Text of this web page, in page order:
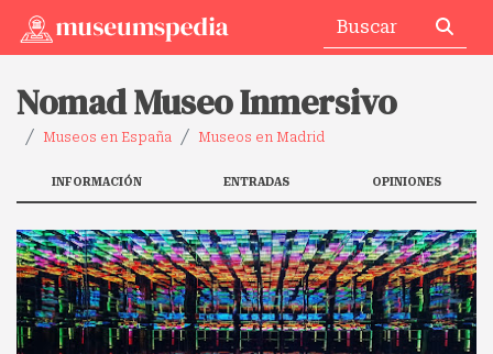
Nomad Museo Inmersivo
Museos en España Museos en Madrid
INFORMACIÓN ENTRADAS OPINIONES